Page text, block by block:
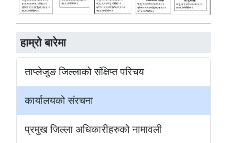
हाम्रो बारेमा
ताप्लेजुङ जिल्लाको संक्षिप्त परिचय
कार्यालयको संरचना
प्रमुख जिल्ला अधिकारीहरुको नामावली